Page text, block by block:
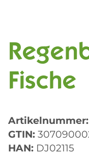
Fische
Artikelnummer:
GTIN:
HAN: DJ02115